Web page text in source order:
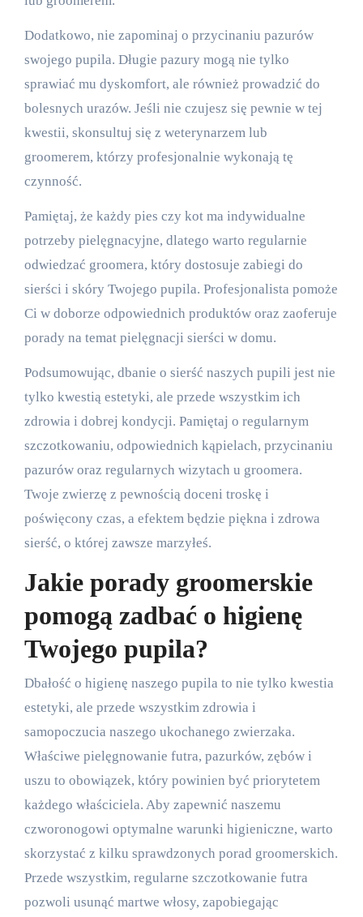
Dodatkowo, nie zapominaj o przycinaniu pazurów
swojego pupila. Długie pazury mogą nie tylko
sprawiać mu dyskomfort, ale również prowadzić do
bolesnych urazów. Jeśli nie czujesz się pewnie w tej
kwestii, skonsultuj się z weterynarzem lub
groomerem, którzy profesjonalnie wykonają tę
czynność.
Pamiętaj, że każdy pies czy kot ma indywidualne
potrzeby pielęgnacyjne, dlatego warto regularnie
odwiedzać groomera, który dostosuje zabiegi do
sierści i skóry Twojego pupila. Profesjonalista pomoże
Ci w doborze odpowiednich produktów oraz zaoferuje
porady na temat pielęgnacji sierści w domu.
Podsumowując, dbanie o sierść naszych pupili jest nie
tylko kwestią estetyki, ale przede wszystkim ich
zdrowia i dobrej kondycji. Pamiętaj o regularnym
szczotkowaniu, odpowiednich kąpielach, przycinaniu
pazurów oraz regularnych wizytach u groomera.
Twoje zwierzę z pewnością doceni troskę i
poświęcony czas, a efektem będzie piękna i zdrowa
sierść, o której zawsze marzyłeś.
Jakie porady groomerskie
pomogą zadbać o higienę
Twojego pupila?
Dbałość o higienę naszego pupila to nie tylko kwestia
estetyki, ale przede wszystkim zdrowia i
samopoczucia naszego ukochanego zwierzaka.
Właściwe pielęgnowanie futra, pazurków, zębów i
uszu to obowiązek, który powinien być priorytetem
każdego właściciela. Aby zapewnić naszemu
czworonogowi optymalne warunki higieniczne, warto
skorzystać z kilku sprawdzonych porad groomerskich.
Przede wszystkim, regularne szczotkowanie futra
pozwoli usunąć martwe włosy, zapobiegając